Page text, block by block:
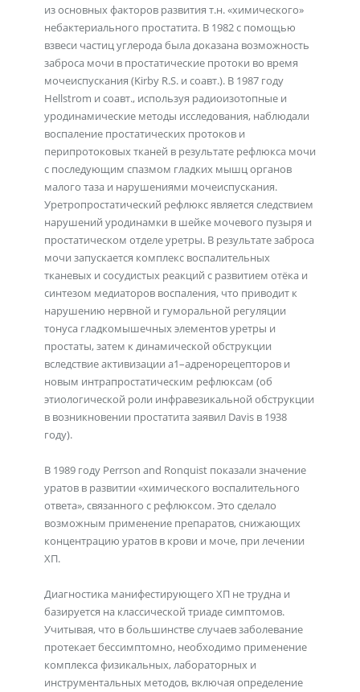
из основных факторов развития т.н. «химического»
небактериального простатита. В 1982 с помощью
взвеси частиц углерода была доказана возможность
заброса мочи в простатические протоки во время
мочеиспускания (Kirby R.S. и соавт.). В 1987 году
Hellstrom и соавт., используя радиоизотопные и
уродинамические методы исследования, наблюдали
воспаление простатических протоков и
перипротоковых тканей в результате рефлюкса мочи
с последующим спазмом гладких мышц органов
малого таза и нарушениями мочеиспускания.
Уретропростатический рефлюкс является следствием
нарушений уродинамки в шейке мочевого пузыря и
простатическом отделе уретры. В результате заброса
мочи запускается комплекс воспалительных
тканевых и сосудистых реакций с развитием отёка и
синтезом медиаторов воспаления, что приводит к
нарушению нервной и гуморальной регуляции
тонуса гладкомышечных элементов уретры и
простаты, затем к динамической обструкции
вследствие активизации a1–адренорецепторов и
новым интрапростатическим рефлюксам (об
этиологической роли инфравезикальной обструкции
в возникновении простатита заявил Davis в 1938
году).
В 1989 году Perrson and Ronquist показали значение
уратов в развитии «химического воспалительного
ответа», связанного с рефлюксом. Это сделало
возможным применение препаратов, снижающих
концентрацию уратов в крови и моче, при лечении
ХП.
Диагностика манифестирующего ХП не трудна и
базируется на классической триаде симптомов.
Учитывая, что в большинстве случаев заболевание
протекает бессимптомно, необходимо применение
комплекса физикальных, лабораторных и
инструментальных методов, включая определение